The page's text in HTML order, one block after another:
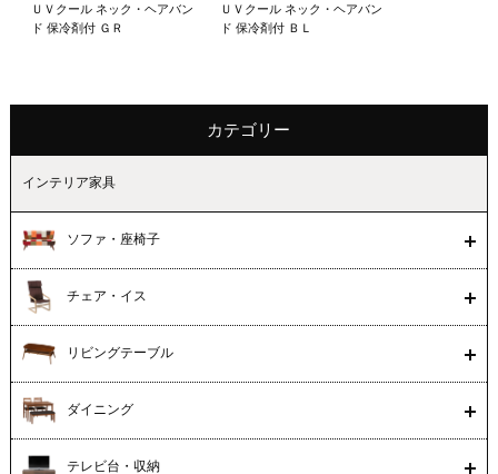
ＵＶクール ネック・ヘアバン
ド 保冷剤付 ＧＲ
ＵＶクール ネック・ヘアバン
ド 保冷剤付 ＢＬ
カテゴリー
インテリア家具
ソファ・座椅子
チェア・イス
リビングテーブル
ダイニング
テレビ台・収納